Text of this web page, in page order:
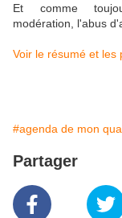
Et comme
modération, l'abus
Voir le résumé et les
#agenda de mon
Partager